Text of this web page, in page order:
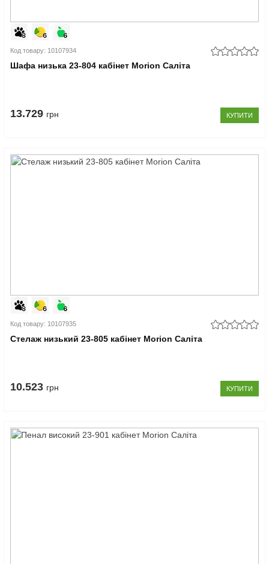
Код товару: 10107934
Шафа низька 23-804 кабінет Morion Саліта
13.729 грн КУПИТИ
Код товару: 10107935
Стелаж низький 23-805 кабінет Morion Саліта
10.523 грн КУПИТИ